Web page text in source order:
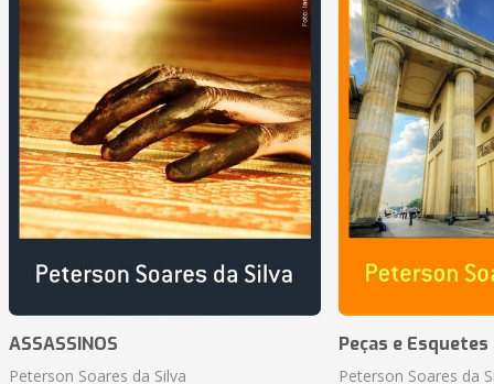
ASSASSINOS
Peterson Soares da Silva
Peças e
Peterson Soares da